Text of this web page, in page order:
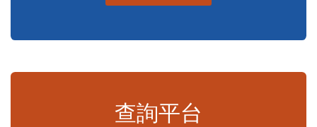
查詢平台